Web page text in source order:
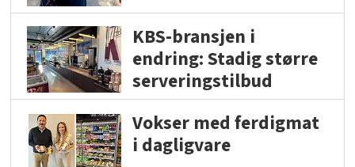
KBS-bransjen i
endring: Stadig større
serveringstilbud
Vokser med ferdigmat
i dagligvare